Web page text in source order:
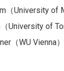
University of
University of
（WU Vienna